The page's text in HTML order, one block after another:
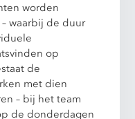
worden
waarbij de duur
op
de
met dien
– bij het team
de donderdagen